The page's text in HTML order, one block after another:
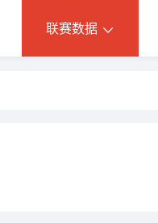
联赛数据